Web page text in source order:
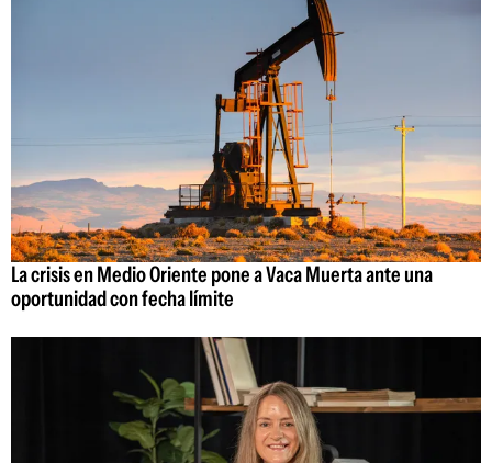
La crisis en Medio Oriente pone a Vaca Muerta ante una
oportunidad con fecha límite